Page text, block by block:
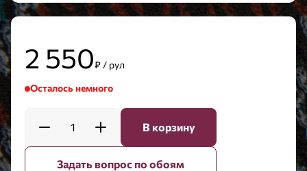
2 550₽ / рул
Осталось немного
1 В корзину
Задать вопрос по обоям